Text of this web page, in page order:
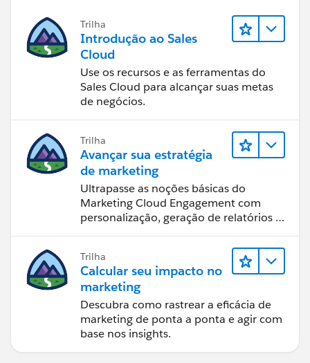
Trilha
Introdução ao Sales
Cloud
Use os recursos e as ferramentas do
Sales Cloud para alcançar suas metas
de negócios.
Trilha
Avançar sua estratégia
de marketing
Ultrapasse as noções básicas do
Marketing Cloud Engagement com
personalização, geração de relatórios e
Trilha
Calcular seu impacto no
marketing
Descubra como rastrear a eficácia de
marketing de ponta a ponta e agir com
base nos insights.